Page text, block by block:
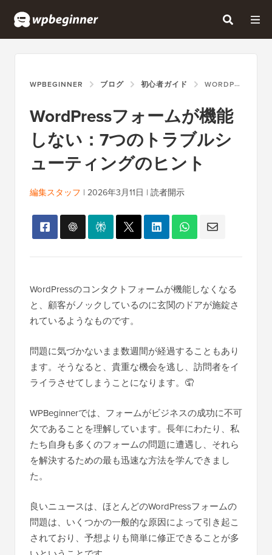
WPBEGINNER ブログ 初心者ガイド WORDPRESSフォームが機能しない：7つのトラブルシューティングのヒント
WordPressフォームが機能
しない：7つのトラブルシ
ューティングのヒント
編集スタッフ | 2026年3月11日 | 読者開示
WordPressのコンタクトフォームが機能しなくなる
と、顧客がノックしているのに玄関のドアが施錠さ
れているようなものです。
問題に気づかないまま数週間が経過することもあり
ます。そうなると、貴重な機会を逃し、訪問者をイ
ライラさせてしまうことになります。🤦
WPBeginnerでは、フォームがビジネスの成功に不可
欠であることを理解しています。長年にわたり、私
たち自身も多くのフォームの問題に遭遇し、それら
を解決するための最も迅速な方法を学んできまし
た。
良いニュースは、ほとんどのWordPressフォームの
問題は、いくつかの一般的な原因によって引き起こ
されており、予想よりも簡単に修正できることが多